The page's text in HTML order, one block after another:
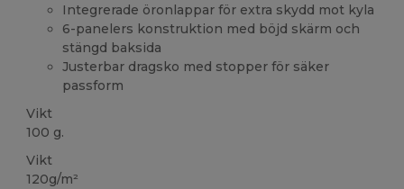
Integrerade öronlappar för extra skydd mot kyla
6-panelers konstruktion med böjd skärm och
stängd baksida
Justerbar dragsko med stopper för säker
passform
Vikt
100 g.
Vikt
120g/m²